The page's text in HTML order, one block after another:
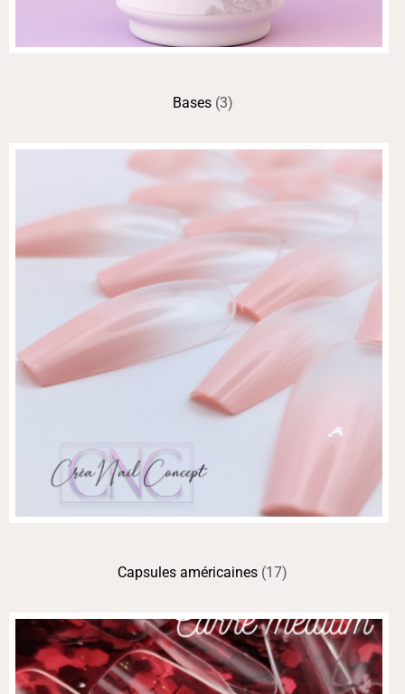
Bases (3)
Capsules américaines (17)